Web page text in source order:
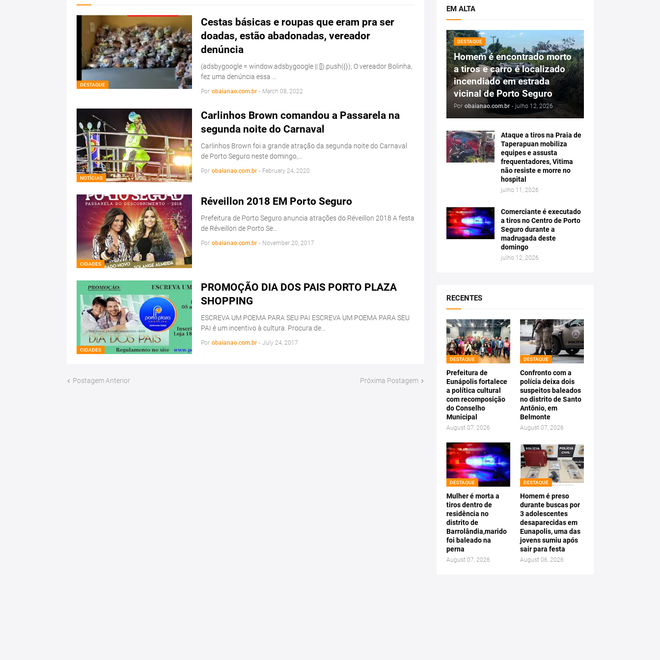
DESTAQUE
Cestas básicas e roupas que eram pra ser
doadas, estão abadonadas, vereador
denúncia
(adsbygoogle = window.adsbygoogle || []).push({}); O vereador Bolinha,
fez uma denúncia essa …
Por obaianao.com.br - March 08, 2022
NOTÍCIAS
Carlinhos Brown comandou a Passarela na
segunda noite do Carnaval
Carlinhos Brown foi a grande atração da segunda noite do Carnaval
de Porto Seguro neste domingo,…
Por obaianao.com.br - February 24, 2020
CIDADES
Réveillon 2018 EM Porto Seguro
Prefeitura de Porto Seguro anuncia atrações do Réveillon 2018 A festa
de Réveillon de Porto Se…
Por obaianao.com.br - November 20, 2017
CIDADES
PROMOÇÃO DIA DOS PAIS PORTO PLAZA
SHOPPING
ESCREVA UM POEMA PARA SEU PAI ESCREVA UM POEMA PARA SEU
PAI é um incentivo à cultura. Procura de…
Por obaianao.com.br - July 24, 2017
Postagem Anterior Próxima Postagem
EM ALTA
DESTAQUE
Homem é encontrado morto
a tiros e carro é localizado
incendiado em estrada
vicinal de Porto Seguro
Por obaianao.com.br - julho 12, 2026
Ataque a tiros na Praia de
Taperapuan mobiliza
equipes e assusta
frequentadores, Vitima
não resiste e morre no
hospital
julho 11, 2026
Comerciante é executado
a tiros no Centro de Porto
Seguro durante a
madrugada deste
domingo
julho 12, 2026
RECENTES
DESTAQUE
Prefeitura de
Eunápolis fortalece
a política cultural
com recomposição
do Conselho
Municipal
August 07, 2026
DESTAQUE
Confronto com a
polícia deixa dois
suspeitos baleados
no distrito de Santo
Antônio, em
Belmonte
August 07, 2026
DESTAQUE
Mulher é morta a
tiros dentro de
residência no
distrito de
Barrolândia,marido
foi baleado na
perna
August 07, 2026
DESTAQUE
Homem é preso
durante buscas por
3 adolescentes
desaparecidas em
Eunapolis, uma das
jovens sumiu após
sair para festa
August 06, 2026